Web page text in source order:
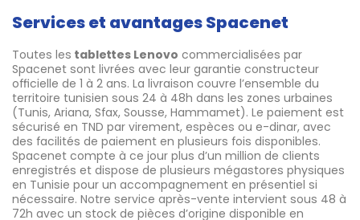
Services et avantages Spacenet
Toutes les tablettes Lenovo commercialisées par
Spacenet sont livrées avec leur garantie constructeur
officielle de 1 à 2 ans. La livraison couvre l’ensemble du
territoire tunisien sous 24 à 48h dans les zones urbaines
(Tunis, Ariana, Sfax, Sousse, Hammamet). Le paiement est
sécurisé en TND par virement, espèces ou e-dinar, avec
des facilités de paiement en plusieurs fois disponibles.
Spacenet compte à ce jour plus d’un million de clients
enregistrés et dispose de plusieurs mégastores physiques
en Tunisie pour un accompagnement en présentiel si
nécessaire. Notre service après-vente intervient sous 48 à
72h avec un stock de pièces d’origine disponible en